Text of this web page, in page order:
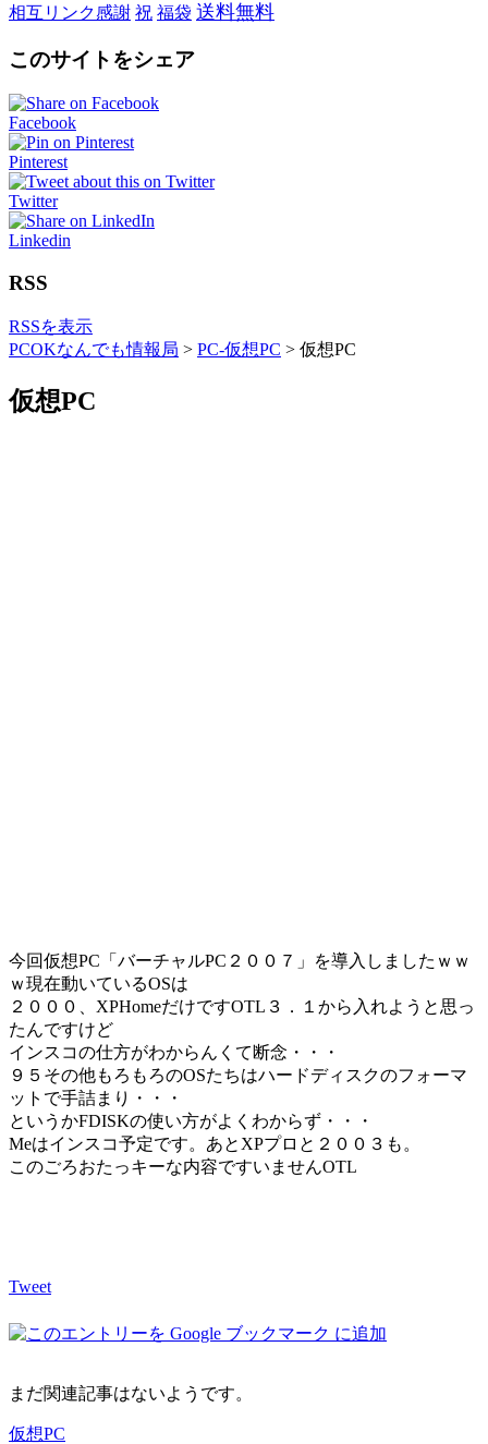
相互リンク感謝 祝 福袋 送料無料
このサイトをシェア
Facebook
Pinterest
Twitter
Linkedin
RSS
RSSを表示
PCOKなんでも情報局 > PC-仮想PC > 仮想PC
仮想PC
今回仮想PC「バーチャルPC２００７」を導入しましたｗｗ
ｗ現在動いているOSは
２０００、XPHomeだけですOTL３．１から入れようと思っ
たんですけど
インスコの仕方がわからんくて断念・・・
９５その他もろもろのOSたちはハードディスクのフォーマ
ットで手詰まり・・・
というかFDISKの使い方がよくわからず・・・
Meはインスコ予定です。あとXPプロと２００３も。
このごろおたっキーな内容ですいませんOTL
Tweet
まだ関連記事はないようです。
仮想PC